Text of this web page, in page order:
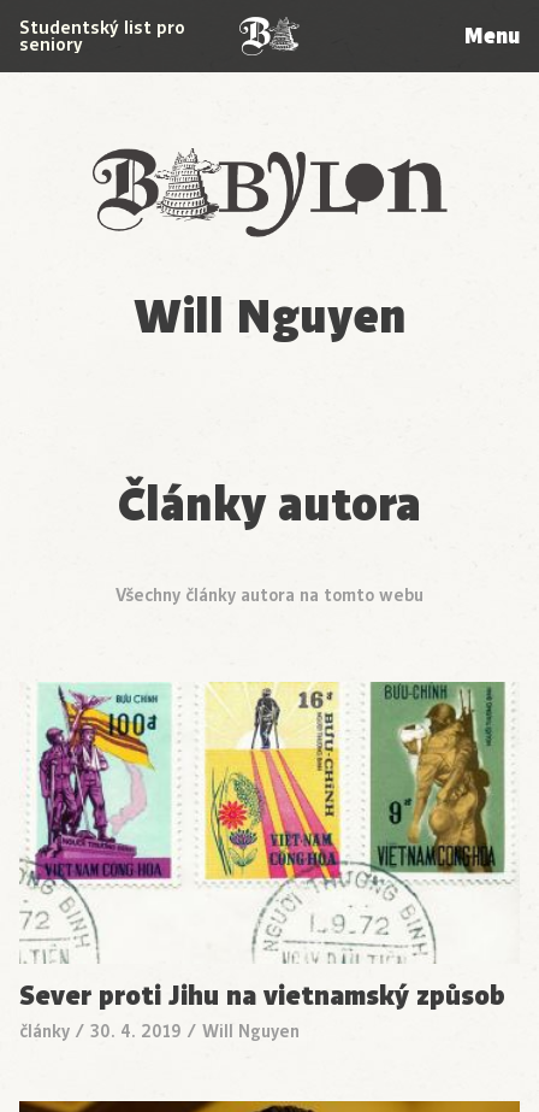
Babylon
Studentský list pro
seniory Menu
Will Nguyen
Články autora
Všechny články autora na tomto webu
Sever proti Jihu na vietnamský způsob
články / 30. 4. 2019 / Will Nguyen